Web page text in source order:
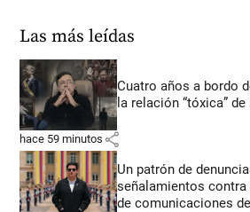
Las más leídas
Cuatro años a bordo
la relación “tóxica”
hace 59 minutos share
Un patrón de
señalamientos contra
de comunicaciones